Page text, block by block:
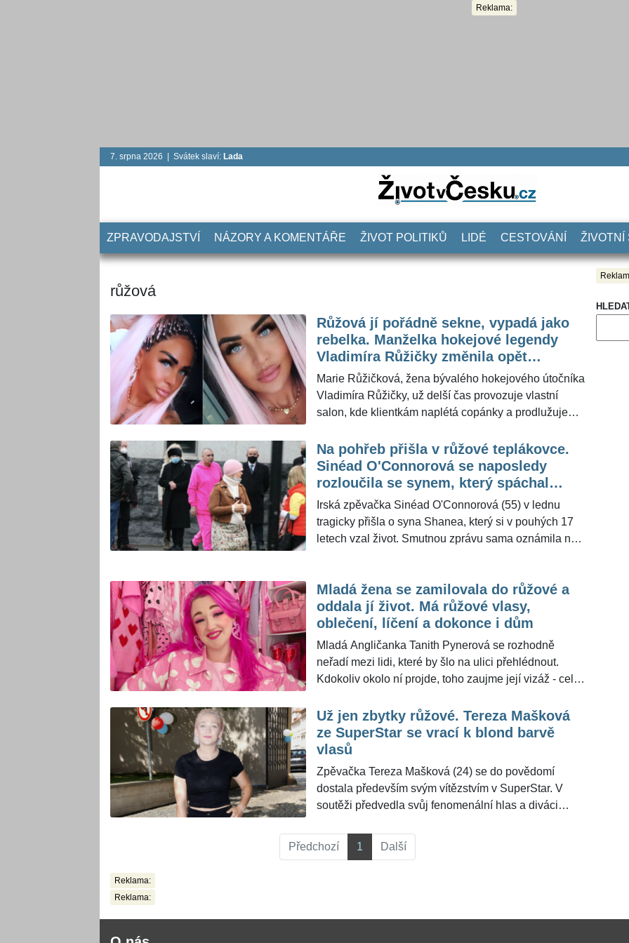
Reklama:
7. srpna 2026 | Svátek slaví: Lada
ZPRAVODAJSTVÍ NÁZORY A KOMENTÁŘE ŽIVOT POLITIKŮ LIDÉ CESTOVÁNÍ ŽIVOTNÍ
růžová
Růžová jí pořádně sekne, vypadá jako
rebelka. Manželka hokejové legendy
Vladimíra Růžičky změnila opět
vlasovou vizáž
Marie Růžičková, žena bývalého hokejového útočníka
Vladimíra Růžičky, už delší čas provozuje vlastní
salon, kde klientkám naplétá copánky a prodlužuje
pro ŽivotvČesku.cz. Aktuálně se pochlubila změnou
vlasové vizáže, a to v růžové barvě, která jí sluší.
Na pohřeb přišla v růžové teplákovce.
Sinéad O'Connorová se naposledy
rozloučila se synem, který spáchal
sebevraždu
Irská zpěvačka Sinéad O'Connorová (55) v lednu
tragicky přišla o syna Shanea, který si v pouhých 17
letech vzal život. Smutnou zprávu sama oznámila na
problémy, na obřad přišla v růžové teplákové
soupravě.
Mladá žena se zamilovala do růžové a
oddala jí život. Má růžové vlasy,
oblečení, líčení a dokonce i dům
Mladá Angličanka Tanith Pynerová se rozhodně
neřadí mezi lidi, které by šlo na ulici přehlédnout.
Kdokoliv okolo ní projde, toho zaujme její vizáž - celá
obvykle i líčení. Zašla dokonce tak daleko, že si sytě
růžovou barvou nechala namalovat i dům. Růžová je
pro ni celý život a to i přesto, že jí extravagantní
Už jen zbytky růžové. Tereza Mašková
ze SuperStar se vrací k blond barvě
vlasů
Zpěvačka Tereza Mašková (24) se do povědomí
dostala především svým vítězstvím v SuperStar. V
soutěži předvedla svůj fenomenální hlas a diváci
rozhodla pro velkou změnu, nechala si obarvit vlasy
Předchozí 1 Další
Reklama:
Reklama: